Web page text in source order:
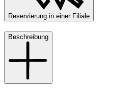
Reservierung in einer Filiale
Beschreibung